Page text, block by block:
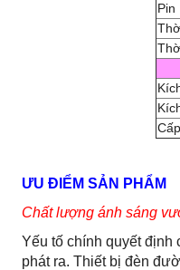
Pin
ƯU ĐIỂM SẢN PHẨM
Chất lượng ánh sáng
Yếu tố chính quyết định
phát ra. Thiết bị đèn